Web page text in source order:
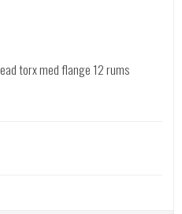
torx med flange 12 rums